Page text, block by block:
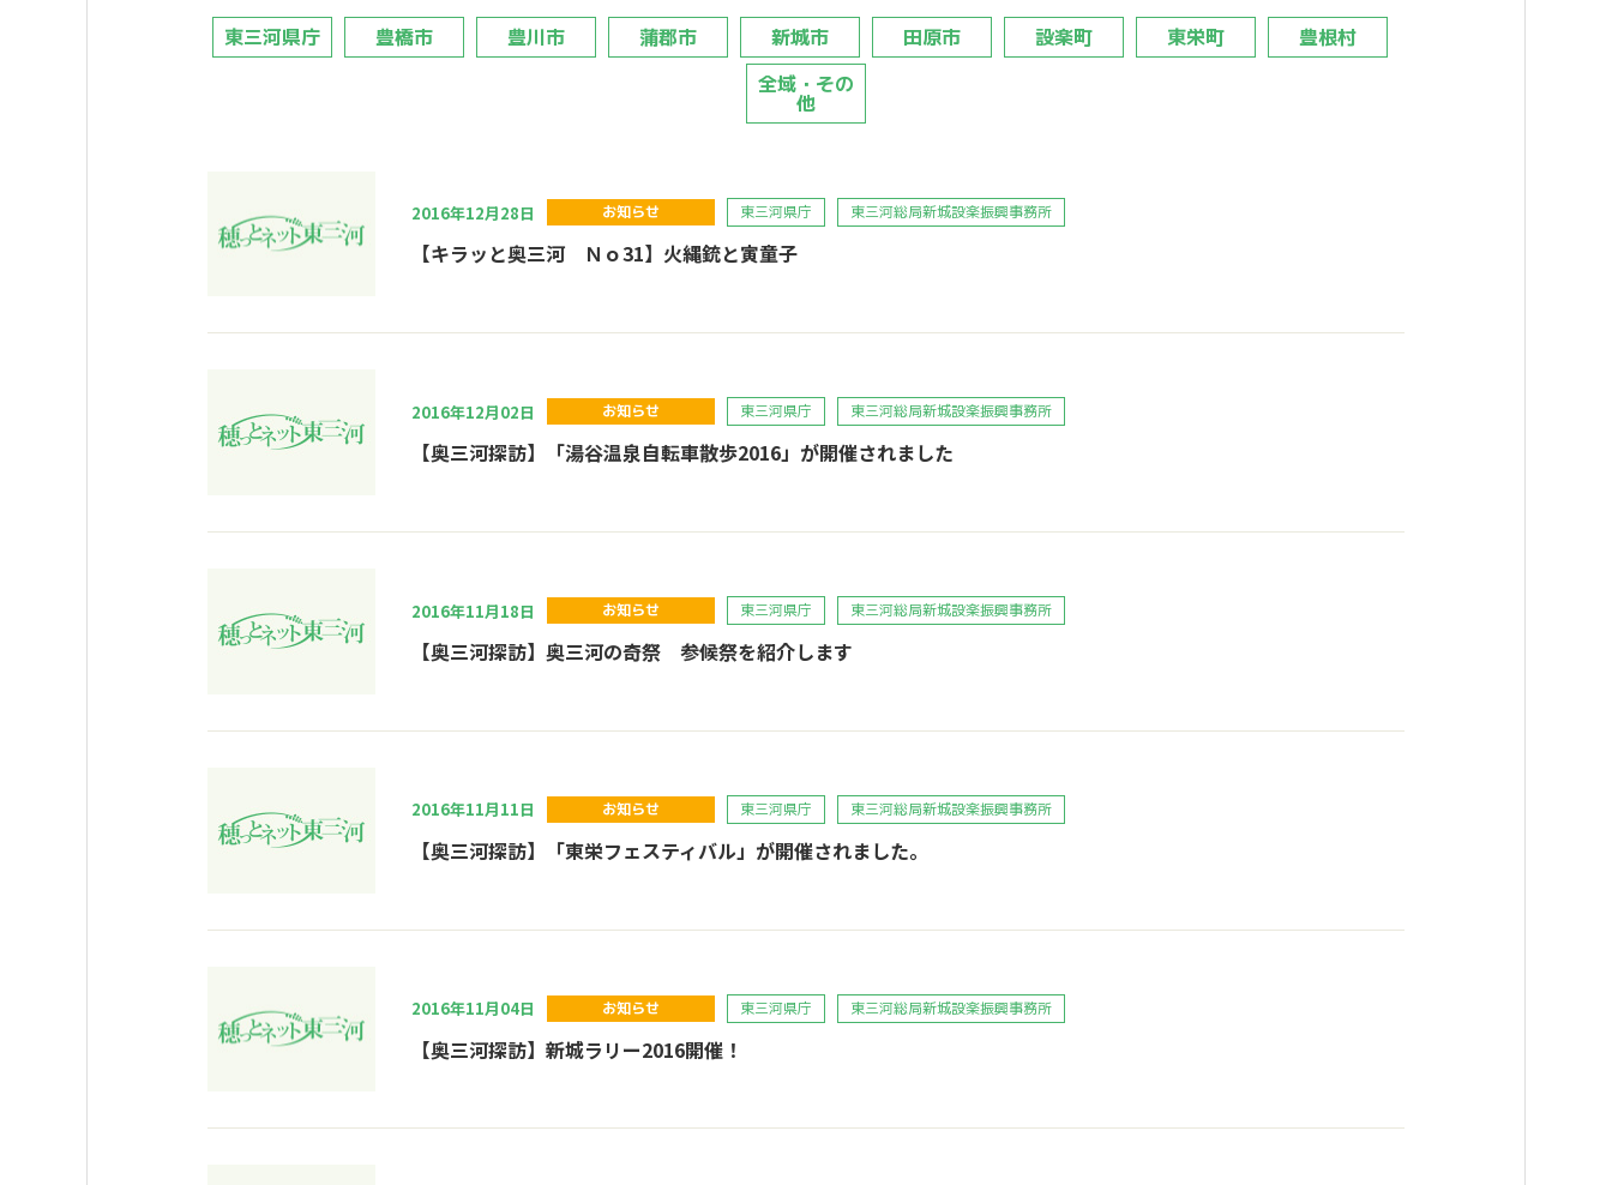
東三河県庁 豊橋市 豊川市 蒲郡市 新城市 田原市 設楽町 東栄町
豊根村
全域・その
他
2016年12月28日 お知らせ 東三河県庁 東三河総局新城設楽振興事務所
【キラッと奥三河 Ｎｏ31】火縄銃と寅童子
2016年12月02日 お知らせ 東三河県庁 東三河総局新城設楽振興事務所
【奥三河探訪】「湯谷温泉自転車散歩2016」が開催されました
2016年11月18日 お知らせ 東三河県庁 東三河総局新城設楽振興事務所
【奥三河探訪】奥三河の奇祭 参候祭を紹介します
2016年11月11日 お知らせ 東三河県庁 東三河総局新城設楽振興事務所
【奥三河探訪】「東栄フェスティバル」が開催されました。
2016年11月04日 お知らせ 東三河県庁 東三河総局新城設楽振興事務所
【奥三河探訪】新城ラリー2016開催！